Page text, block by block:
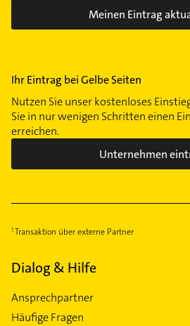
Meinen Eintrag
Ihr Eintrag bei Gelbe Seiten
Nutzen Sie unser kostenloses
Sie in nur wenigen Schritten einen
erreichen.
Unternehmen
Transaktion über externe Partner
Dialog & Hilfe
Ansprechpartner
Häufige Fragen